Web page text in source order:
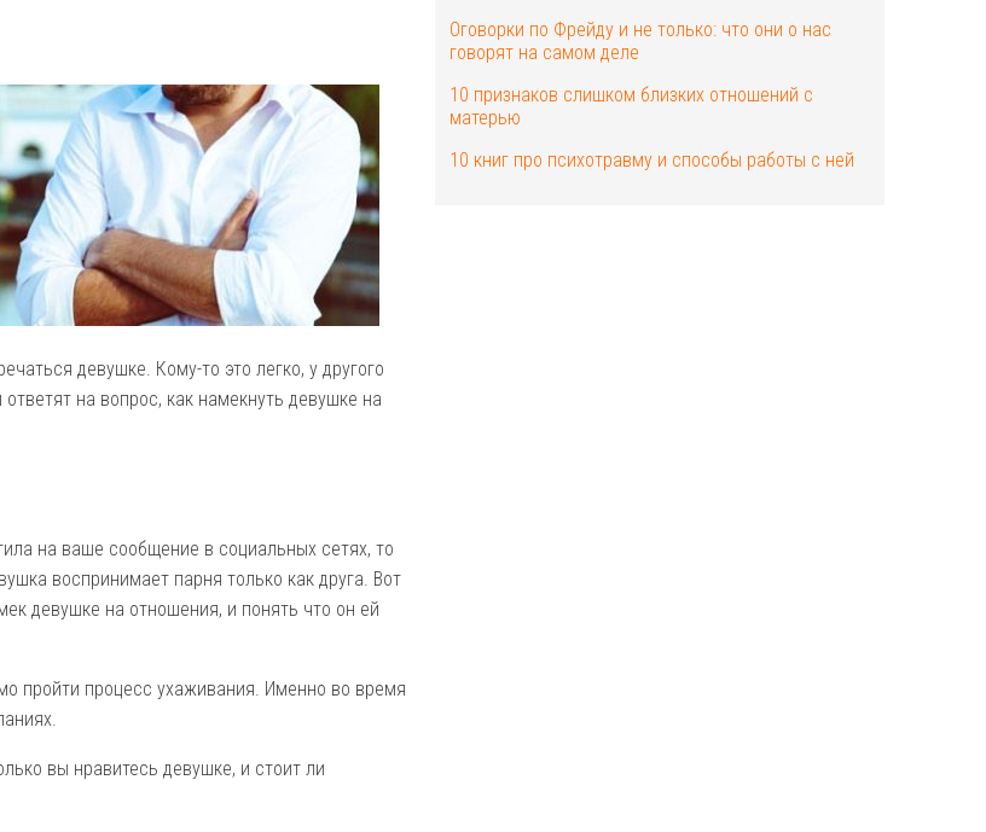
девушке. Кому-то это легко, у другого
на вопрос, как намекнуть девушке на
на ваше сообщение в социальных сетях, то
воспринимает парня только как друга. Вот
девушке на отношения, и понять что он ей
пройти процесс ухаживания. Именно во время
вы нравитесь девушке, и стоит ли
Оговорки по Фрейду и не только: что они о нас
говорят на самом деле
10 признаков слишком близких отношений с
матерью
10 книг про психотравму и способы работы с ней